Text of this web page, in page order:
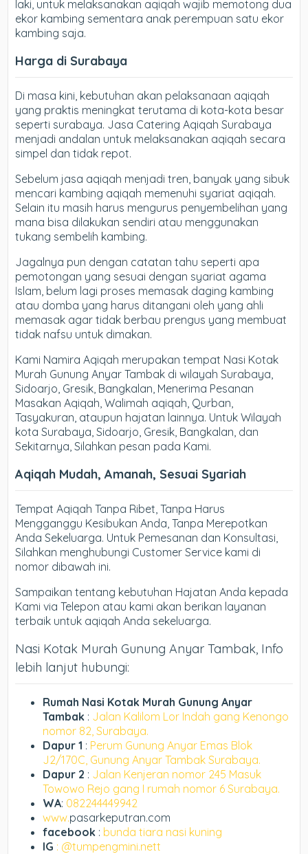
laki, untuk melaksanakan aqiqah wajib memotong dua
ekor kambing sementara anak perempuan satu ekor
kambing saja.
Harga di Surabaya
Di masa kini, kebutuhan akan pelaksanaan aqiqah
yang praktis meningkat terutama di kota-kota besar
seperti surabaya. Jasa Catering Aqiqah Surabaya
menjadi andalan untuk melaksanakan aqiqah secara
simpel dan tidak repot.
Sebelum jasa aqiqah menjadi tren, banyak yang sibuk
mencari kambing aqiqah memenuhi syariat aqiqah.
Selain itu masih harus mengurus penyembelihan yang
mana bisa dilakukan sendiri atau menggunakan
tukang sembelih kambing.
Jagalnya pun dengan catatan tahu seperti apa
pemotongan yang sesuai dengan syariat agama
Islam, belum lagi proses memasak daging kambing
atau domba yang harus ditangani oleh yang ahli
memasak agar tidak berbau prengus yang membuat
tidak nafsu untuk dimakan.
Kami Namira Aqiqah merupakan tempat Nasi Kotak
Murah Gunung Anyar Tambak di wilayah Surabaya,
Sidoarjo, Gresik, Bangkalan, Menerima Pesanan
Masakan Aqiqah, Walimah aqiqah, Qurban,
Tasyakuran, ataupun hajatan lainnya. Untuk Wilayah
kota Surabaya, Sidoarjo, Gresik, Bangkalan, dan
Sekitarnya, Silahkan pesan pada Kami.
Aqiqah Mudah, Amanah, Sesuai Syariah
Tempat Aqiqah Tanpa Ribet, Tanpa Harus
Mengganggu Kesibukan Anda, Tanpa Merepotkan
Anda Sekeluarga. Untuk Pemesanan dan Konsultasi,
Silahkan menghubungi Customer Service kami di
nomor dibawah ini.
Sampaikan tentang kebutuhan Hajatan Anda kepada
Kami via Telepon atau kami akan berikan layanan
terbaik untuk aqiqah Anda sekeluarga.
Nasi Kotak Murah Gunung Anyar Tambak, Info
lebih lanjut hubungi:
Rumah Nasi Kotak Murah Gunung Anyar
Tambak : Jalan Kalilom Lor Indah gang Kenongo
nomor 82, Surabaya.
Dapur 1 : Perum Gunung Anyar Emas Blok
J2/170C, Gunung Anyar Tambak Surabaya.
Dapur 2 : Jalan Kenjeran nomor 245 Masuk
Towowo Rejo gang I rumah nomor 6 Surabaya.
WA: 082244449942
www.pasarkeputran.com
facebook : bunda tiara nasi kuning
IG : @tumpengmini.nett